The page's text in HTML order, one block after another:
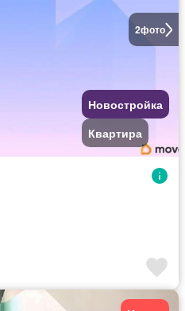
2фото
Новостройка
Квартира